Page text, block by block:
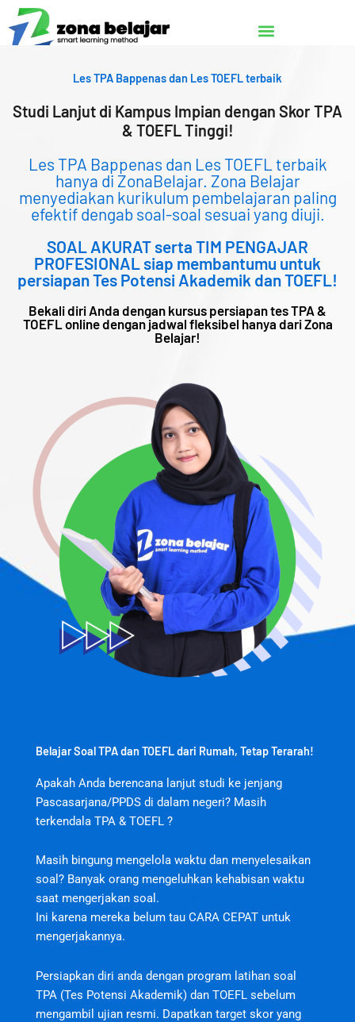
Lewati
ke
konten
Les TPA Bappenas dan Les TOEFL terbaik
Studi Lanjut di Kampus Impian dengan Skor TPA
& TOEFL Tinggi!
Les TPA Bappenas dan Les TOEFL terbaik
hanya di ZonaBelajar. Zona Belajar
menyediakan kurikulum pembelajaran paling
efektif dengab soal-soal sesuai yang diuji.
SOAL AKURAT serta TIM PENGAJAR
PROFESIONAL siap membantumu untuk
persiapan Tes Potensi Akademik dan TOEFL!
Bekali diri Anda dengan kursus persiapan tes TPA &
TOEFL online dengan jadwal fleksibel hanya dari Zona
Belajar!
Belajar Soal TPA dan TOEFL dari Rumah, Tetap Terarah!
Apakah Anda berencana lanjut studi ke jenjang
Pascasarjana/PPDS di dalam negeri? Masih
terkendala TPA & TOEFL ?
Masih bingung mengelola waktu dan menyelesaikan
soal? Banyak orang mengeluhkan kehabisan waktu
saat mengerjakan soal.
Ini karena mereka belum tau CARA CEPAT untuk
mengerjakannya.
Persiapkan diri anda dengan program latihan soal
TPA (Tes Potensi Akademik) dan TOEFL sebelum
mengambil ujian resmi. Dapatkan target skor yang